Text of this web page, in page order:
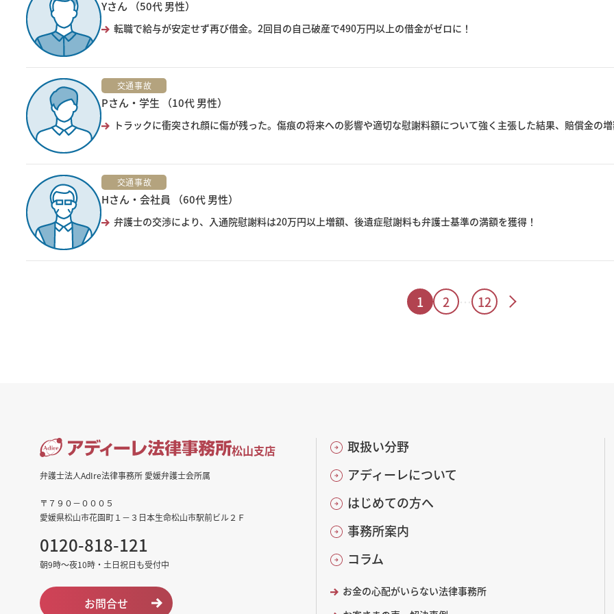
Yさん （50代 男性）
転職で給与が安定せず再び借金。2回目の自己破産で490万円以上の借金がゼロに！
交通事故
Pさん・学生 （10代 男性）
トラックに衝突され顔に傷が残った。傷痕の将来への影響や適切な慰謝料額について強く主張した結果、賠償金の増
交通事故
Hさん・会社員 （60代 男性）
弁護士の交渉により、入通院慰謝料は20万円以上増額、後遺症慰謝料も弁護士基準の満額を獲得！
1 2 … 12
松山支店
弁護士法人AdIre法律事務所 愛媛弁護士会所属
〒７９０－０００５
愛媛県松山市花園町１－３日本生命松山市駅前ビル２Ｆ
0120-818-121
朝9時～夜10時・土日祝日も受付中
お問合せ
取扱い分野
アディーレについて
はじめての方へ
事務所案内
コラム
お金の心配がいらない法律事務所